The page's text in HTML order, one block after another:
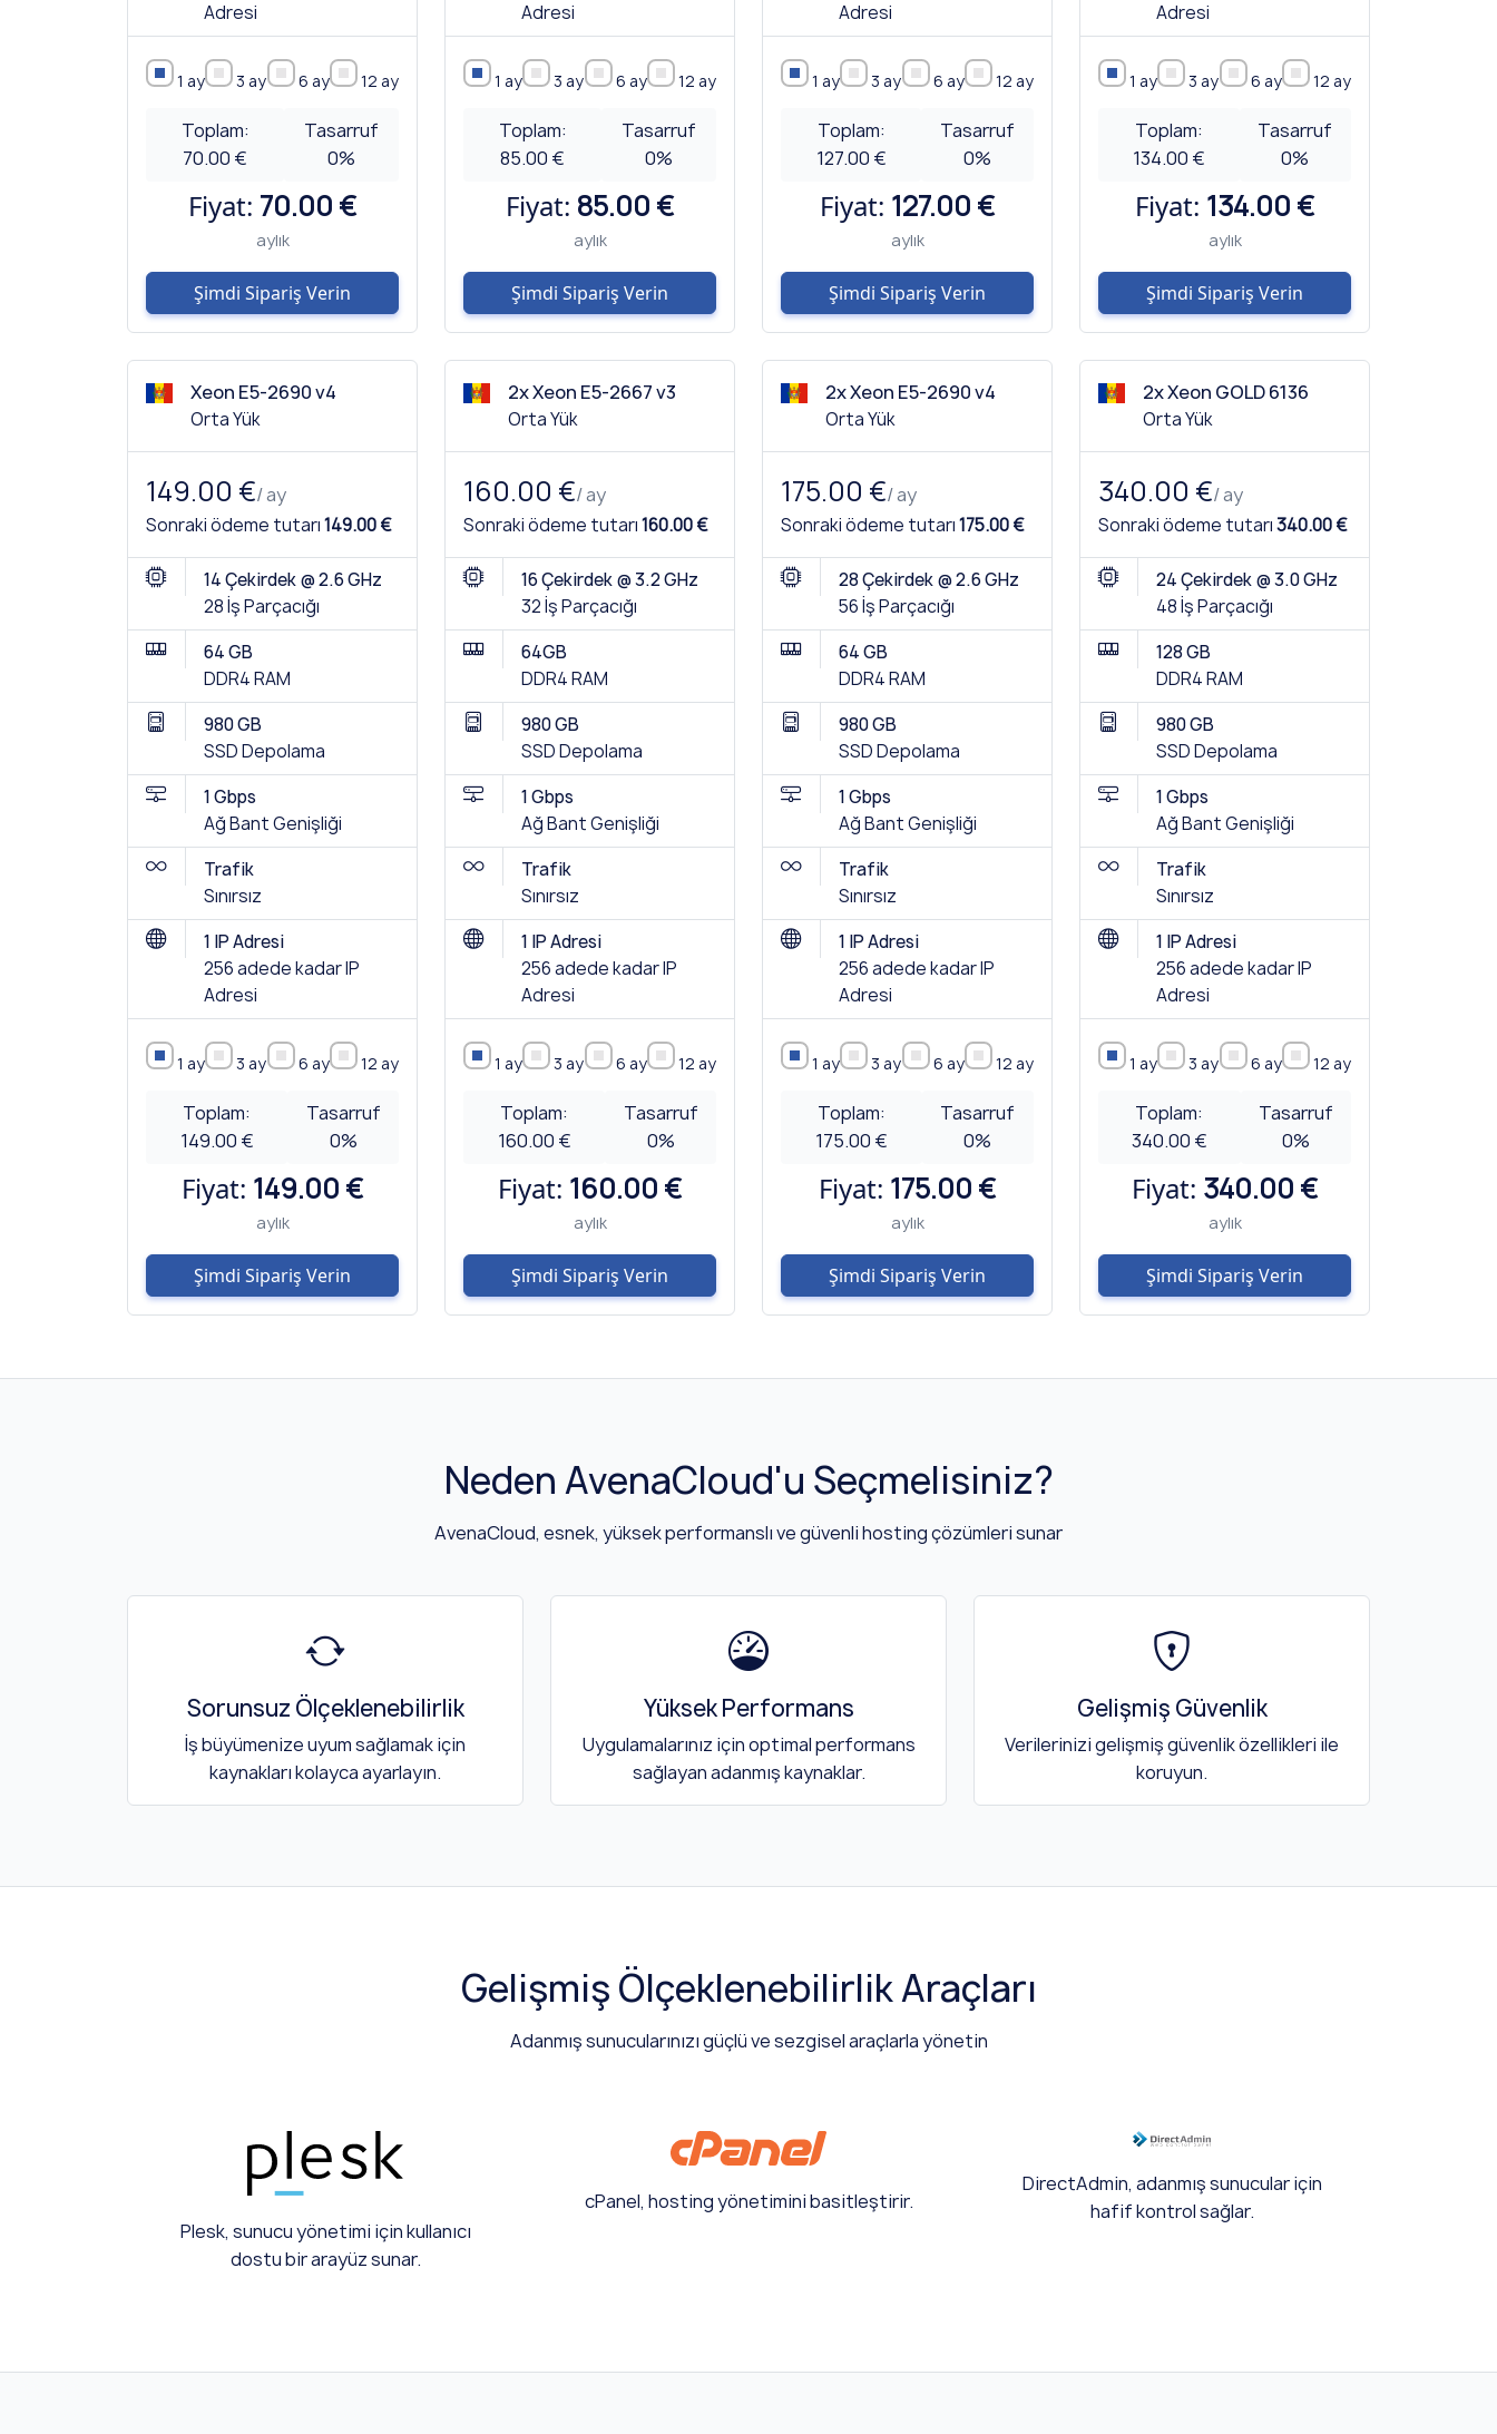
Adresi
1 ay 3 ay 6 ay 12 ay
Toplam:
70.00 €
Tasarruf
0%
Fiyat: 70.00 €
aylık
Şimdi Sipariş Verin
Adresi
1 ay 3 ay 6 ay 12 ay
Toplam:
85.00 €
Tasarruf
0%
Fiyat: 85.00 €
aylık
Şimdi Sipariş Verin
Adresi
1 ay 3 ay 6 ay 12 ay
Toplam:
127.00 €
Tasarruf
0%
Fiyat: 127.00 €
aylık
Şimdi Sipariş Verin
Adresi
1 ay 3 ay 6 ay 12 ay
Toplam:
134.00 €
Tasarruf
0%
Fiyat: 134.00 €
aylık
Şimdi Sipariş Verin
Xeon E5-2690 v4
Orta Yük
149.00 €/ ay
Sonraki ödeme tutarı149.00 €
14 Çekirdek @ 2.6 GHz
28 İş Parçacığı
64 GB
DDR4 RAM
980 GB
SSD Depolama
1 Gbps
Ağ Bant Genişliği
Trafik
Sınırsız
1 IP Adresi
256 adede kadar IP
Adresi
1 ay 3 ay 6 ay 12 ay
Toplam:
149.00 €
Tasarruf
0%
Fiyat: 149.00 €
aylık
Şimdi Sipariş Verin
2x Xeon E5-2667 v3
Orta Yük
160.00 €/ ay
Sonraki ödeme tutarı160.00 €
16 Çekirdek @ 3.2 GHz
32 İş Parçacığı
64GB
DDR4 RAM
980 GB
SSD Depolama
1 Gbps
Ağ Bant Genişliği
Trafik
Sınırsız
1 IP Adresi
256 adede kadar IP
Adresi
1 ay 3 ay 6 ay 12 ay
Toplam:
160.00 €
Tasarruf
0%
Fiyat: 160.00 €
aylık
Şimdi Sipariş Verin
2x Xeon E5-2690 v4
Orta Yük
175.00 €/ ay
Sonraki ödeme tutarı175.00 €
28 Çekirdek @ 2.6 GHz
56 İş Parçacığı
64 GB
DDR4 RAM
980 GB
SSD Depolama
1 Gbps
Ağ Bant Genişliği
Trafik
Sınırsız
1 IP Adresi
256 adede kadar IP
Adresi
1 ay 3 ay 6 ay 12 ay
Toplam:
175.00 €
Tasarruf
0%
Fiyat: 175.00 €
aylık
Şimdi Sipariş Verin
2x Xeon GOLD 6136
Orta Yük
340.00 €/ ay
Sonraki ödeme tutarı340.00 €
24 Çekirdek @ 3.0 GHz
48 İş Parçacığı
128 GB
DDR4 RAM
980 GB
SSD Depolama
1 Gbps
Ağ Bant Genişliği
Trafik
Sınırsız
1 IP Adresi
256 adede kadar IP
Adresi
1 ay 3 ay 6 ay 12 ay
Toplam:
340.00 €
Tasarruf
0%
Fiyat: 340.00 €
aylık
Şimdi Sipariş Verin
Neden AvenaCloud'u Seçmelisiniz?
AvenaCloud, esnek, yüksek performanslı ve güvenli hosting çözümleri sunar
Sorunsuz Ölçeklenebilirlik
İş büyümenize uyum sağlamak için
kaynakları kolayca ayarlayın.
Yüksek Performans
Uygulamalarınız için optimal performans
sağlayan adanmış kaynaklar.
Gelişmiş Güvenlik
Verilerinizi gelişmiş güvenlik özellikleri ile
koruyun.
Gelişmiş Ölçeklenebilirlik Araçları
Adanmış sunucularınızı güçlü ve sezgisel araçlarla yönetin
Plesk, sunucu yönetimi için kullanıcı
dostu bir arayüz sunar.
cPanel, hosting yönetimini basitleştirir.
DirectAdmin, adanmış sunucular için
hafif kontrol sağlar.